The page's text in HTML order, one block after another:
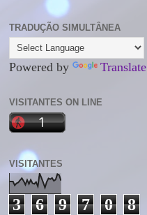
TRADUÇÃO SIMULTÂNEA
Powered by Translate
VISITANTES ON LINE
VISITANTES
3 6 9 7 0 8